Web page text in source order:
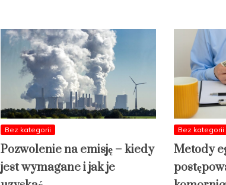
Bez kategorii
Pozwolenie na emisję – kiedy
jest wymagane i jak je
Bez kategorii
Metody